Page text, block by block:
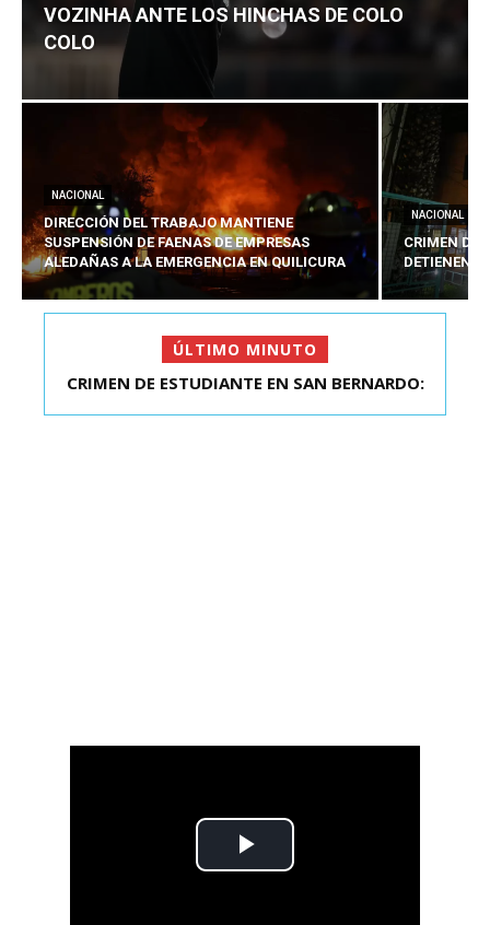
VOZINHA ANTE LOS HINCHAS DE COLO
COLO
NACIONAL
DIRECCIÓN DEL TRABAJO MANTIENE
SUSPENSIÓN DE FAENAS DE EMPRESAS
ALEDAÑAS A LA EMERGENCIA EN QUILICURA
NACIONAL
CRIMEN DE
DETIENEN
ÚLTIMO MINUTO
FIESTA EN EL MONUMENTAL: LA